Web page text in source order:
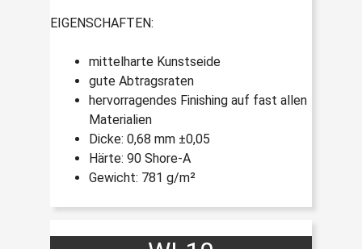
EIGENSCHAFTEN:
mittelharte Kunstseide
gute Abtragsraten
hervorragendes Finishing auf fast allen
Materialien
Dicke: 0,68 mm ±0,05
Härte: 90 Shore-A
Gewicht: 781 g/m²